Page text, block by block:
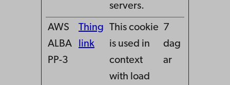
servers.
AWS
ALBA
PP-3
Thing
link
This cookie
is used in
context
with load
7
dag
ar